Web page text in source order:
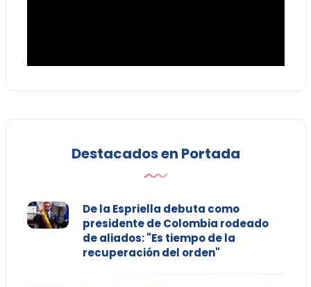
Destacados en Portada
De la Espriella debuta como
presidente de Colombia rodeado
de aliados: "Es tiempo de la
recuperación del orden"